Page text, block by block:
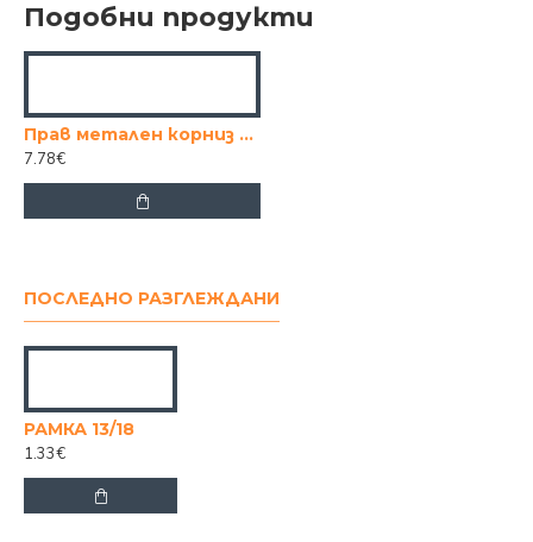
Подобни продукти
Прав метален корниз за баня
7.78€
ПОСЛЕДНО РАЗГЛЕЖДАНИ
РАМКА 13/18
1.33€